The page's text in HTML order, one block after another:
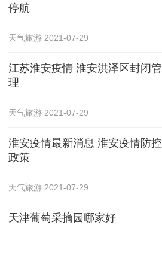
停航
天气旅游 2021-07-29
江苏淮安疫情 淮安洪泽区封闭管
理
天气旅游 2021-07-29
淮安疫情最新消息 淮安疫情防控
政策
天气旅游 2021-07-29
天津葡萄采摘园哪家好